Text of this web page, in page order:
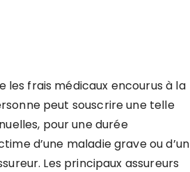
les frais médicaux encourus à la
peut souscrire une telle
pour une durée
d’une maladie grave ou d’un
Les principaux assureurs